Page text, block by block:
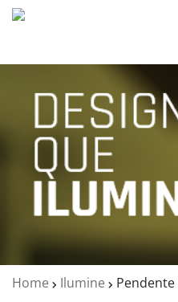
Home Ilumine
Pendente